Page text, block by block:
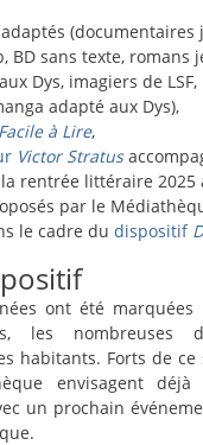
(documentaires
BD sans texte, romans
Dys, imagiers de
adapté aux Dys),
Facile à Lire,
Victor Stratus
rentrée littéraire 2025
par le
le cadre dudispositif
ont été marquées
les nombreuses
habitants. Forts de ce
envisagent déjà
un prochain